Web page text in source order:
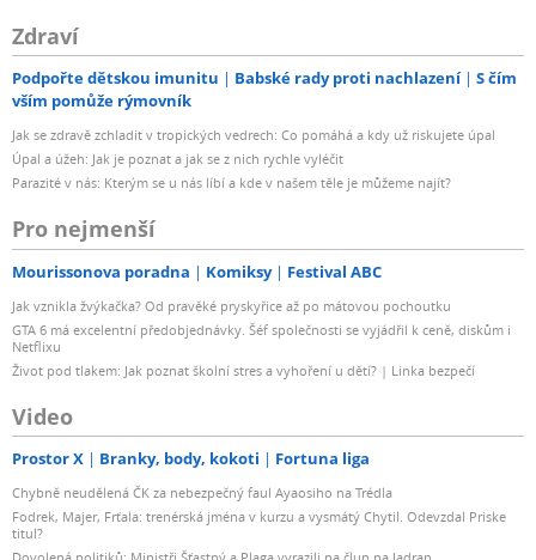
Zdraví
Podpořte dětskou imunitu Babské rady proti nachlazení
S čím
vším pomůže rýmovník
Jak se zdravě zchladit v tropických vedrech: Co pomáhá a kdy už riskujete úpal
Úpal a úžeh: Jak je poznat a jak se z nich rychle vyléčit
Parazité v nás: Kterým se u nás líbí a kde v našem těle je můžeme najít?
Pro nejmenší
Mourissonova poradna Komiksy Festival ABC
Jak vznikla žvýkačka? Od pravěké pryskyřice až po mátovou pochoutku
GTA 6 má excelentní předobjednávky. Šéf společnosti se vyjádřil k ceně, diskům i
Netflixu
Život pod tlakem: Jak poznat školní stres a vyhoření u dětí? | Linka bezpečí
Video
Prostor X Branky, body, kokoti Fortuna liga
Chybně neudělená ČK za nebezpečný faul Ayaosiho na Trédla
Fodrek, Majer, Frťala: trenérská jména v kurzu a vysmátý Chytil. Odevzdal Priske
titul?